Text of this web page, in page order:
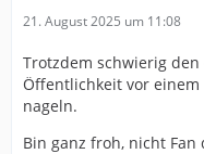
21. August 2025 um 11:08
Trotzdem schwierig
Öffentlichkeit vor einem
nageln.
Bin ganz froh, nicht Fan